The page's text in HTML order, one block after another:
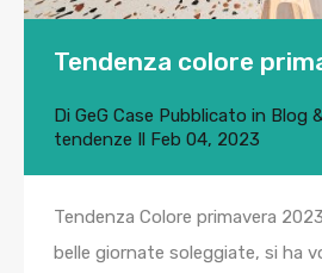
Tendenza colore
Di GeG Case Pubblicato in Blog
tendenze Il Feb 04, 2023
Tendenza Colore primavera
belle giornate soleggiate, si ha